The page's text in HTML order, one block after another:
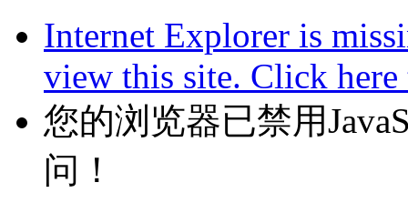
Internet Explorer is
view this site. Click
您的浏览器已禁用
问！